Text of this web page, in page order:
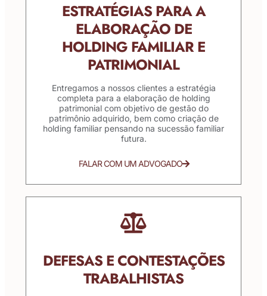
ESTRATÉGIAS PARA A
ELABORAÇÃO DE
HOLDING FAMILIAR E
PATRIMONIAL
Entregamos a nossos clientes a estratégia
completa para a elaboração de holding
patrimonial com objetivo de gestão do
patrimônio adquirido, bem como criação de
holding familiar pensando na sucessão familiar
futura.
FALAR COM UM ADVOGADO
DEFESAS E CONTESTAÇÕES
TRABALHISTAS